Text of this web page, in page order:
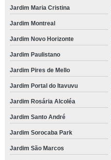
Jardim Maria Cristina
Jardim Montreal
Jardim Novo Horizonte
Jardim Paulistano
Jardim Pires de Mello
Jardim Portal do Itavuvu
Jardim Rosária Alcoléa
Jardim Santo André
Jardim Sorocaba Park
Jardim São Marcos